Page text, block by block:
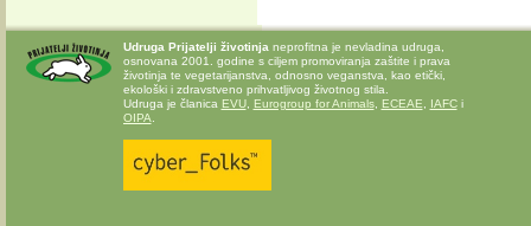
Udruga Prijatelji životinja neprofitna je nevladina udruga,
osnovana 2001. godine s ciljem promoviranja zaštite i prava
životinja te vegetarijanstva, odnosno veganstva, kao etički,
ekološki i zdravstveno prihvatljivog životnog stila.
Udruga je članica EVU, Eurogroup for Animals, ECEAE IAFCi
OIPA